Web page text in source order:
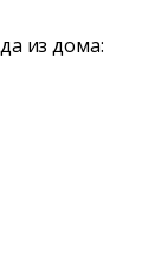
из дома: